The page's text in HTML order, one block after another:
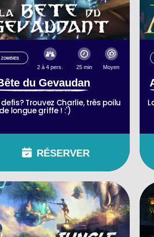
ZOMBIES
2 à 4 pers. 25 min Moyen
du Gevaudan
Trouvez Charlie, très poilu
longue griffe ! :')
RÉSERVER